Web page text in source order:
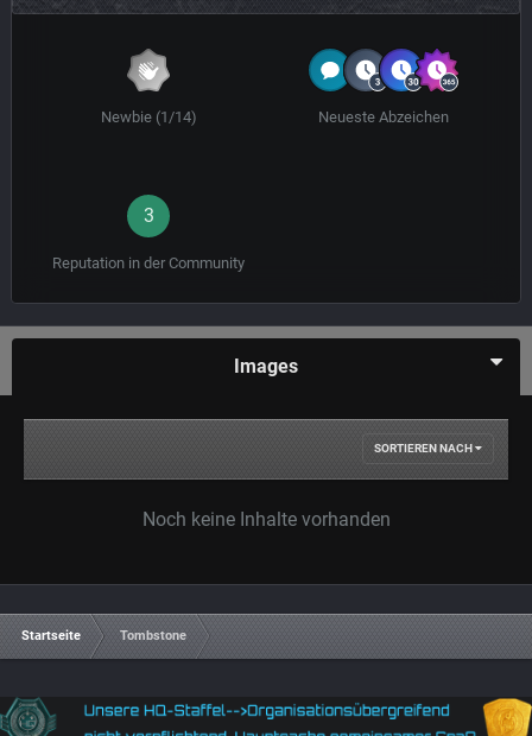
Newbie (1/14) Neueste Abzeichen
3
Reputation in der Community
Images
SORTIEREN NACH
Noch keine Inhalte vorhanden
Startseite Tombstone